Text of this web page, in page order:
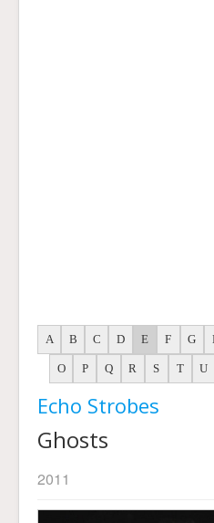
A B C D E F G
O P Q R S T U
Echo Strobes
Ghosts
2011